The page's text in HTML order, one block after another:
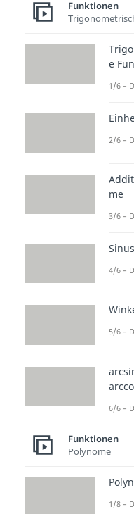
Funktionen
e
1/6 –
2/6 –
me
3/6 –
4/6 –
5/6 –
6/6 –
Funktionen
Polynome
1/8 –